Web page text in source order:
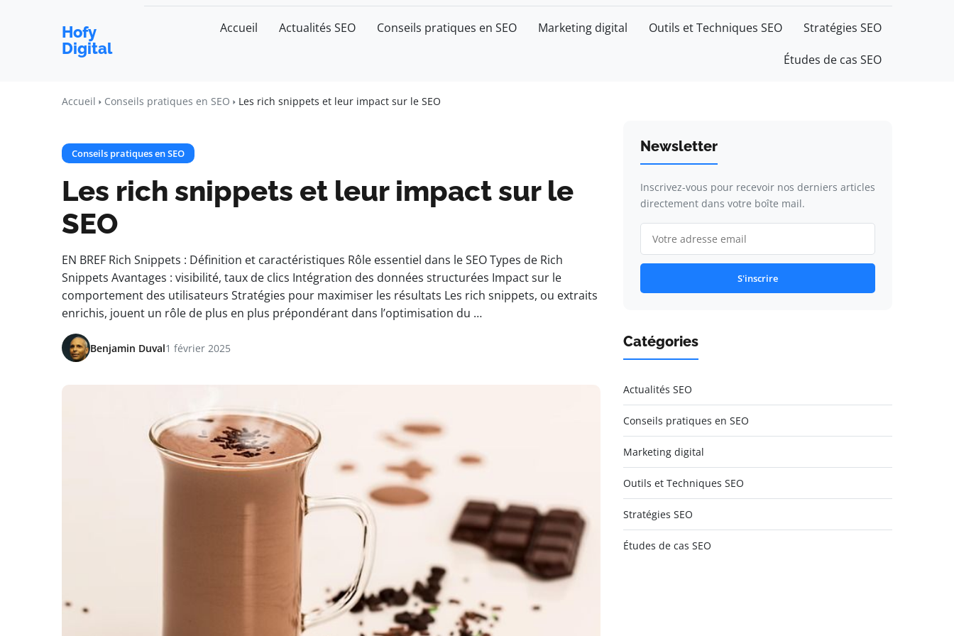
Hofy
Digital
Accueil Actualités SEO Conseils pratiques en SEO Marketing digital Outils et Techniques SEO Stratégies SEO
Études de cas SEO
Accueil Conseils pratiques en SEO Les rich snippets et leur impact sur le SEO
Conseils pratiques en SEO
Les rich snippets et leur impact sur le
SEO
EN BREF Rich Snippets : Définition et caractéristiques Rôle essentiel dans le SEO Types de Rich
Snippets Avantages : visibilité, taux de clics Intégration des données structurées Impact sur le
comportement des utilisateurs Stratégies pour maximiser les résultats Les rich snippets, ou extraits
enrichis, jouent un rôle de plus en plus prépondérant dans l’optimisation du …
Benjamin Duval1 février 2025
Newsletter
Inscrivez-vous pour recevoir nos derniers articles
directement dans votre boîte mail.
S'inscrire
Catégories
Actualités SEO
Conseils pratiques en SEO
Marketing digital
Outils et Techniques SEO
Stratégies SEO
Études de cas SEO